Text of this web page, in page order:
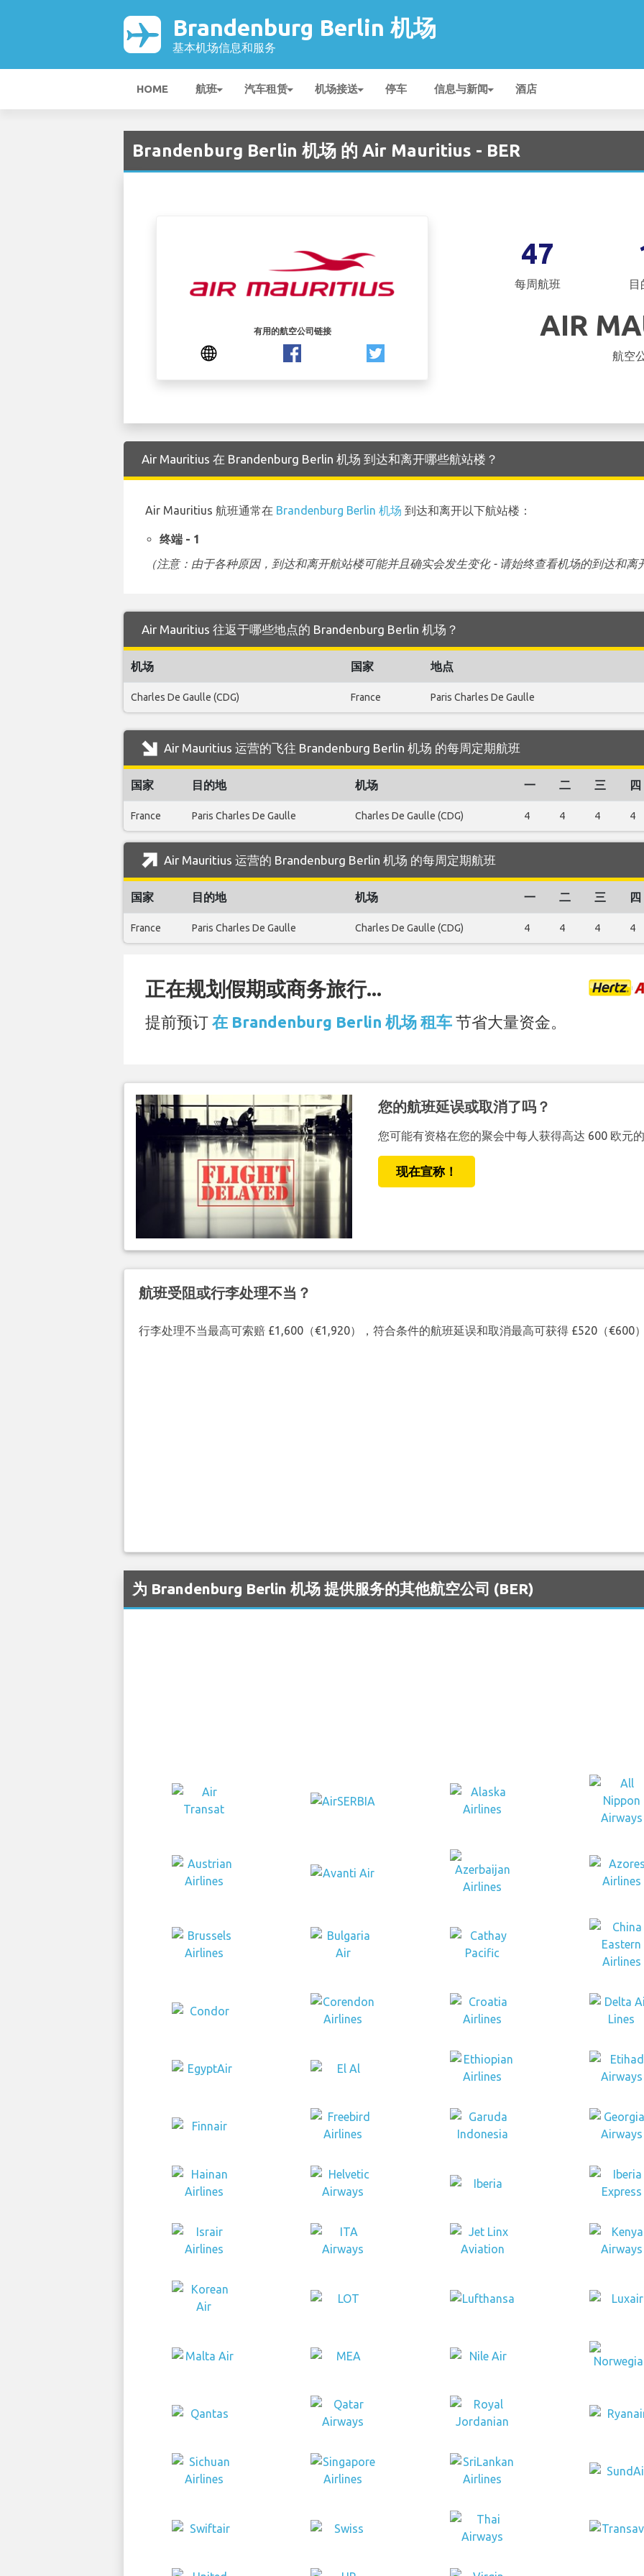
Brandenburg Berlin 机场
基本机场信息和服务
HOME 航班 汽车租赁 机场接送 停车 信息与新闻 酒店
Brandenburg Berlin 机场 的 Air Mauritius - BER
有用的航空公司链接
47
每周航班 目
AIR
航空
Air Mauritius 在 Brandenburg Berlin 机场 到达和离开哪些航站楼？
Air Mauritius 航班通常在 Brandenburg Berlin 机场 到达和离开以下航站楼：
终端 - 1
（注意：由于各种原因，到达和离开航站楼可能并且确实会发生变化 - 请始终查看机场的到达和离
Air Mauritius 往返于哪些地点的 Brandenburg Berlin 机场？
机场 国家 地点
Charles De Gaulle (CDG) France Paris Charles De Gaulle
Air Mauritius 运营的飞往 Brandenburg Berlin 机场 的每周定期航班
国家 目的地 机场 一 二 三 四
France Paris Charles De Gaulle Charles De Gaulle (CDG) 4 4 4 4
Air Mauritius 运营的 Brandenburg Berlin 机场 的每周定期航班
国家 目的地 机场 一 二 三 四
France Paris Charles De Gaulle Charles De Gaulle (CDG) 4 4 4 4
正在规划假期或商务旅行...
提前预订 在 Brandenburg Berlin 机场 租车 节省大量资金。
您的航班延误或取消了吗？
您可能有资格在您的聚会中每人获得高达 600 欧元
现在宣称！
航班受阻或行李处理不当？
行李处理不当最高可索赔 £1,600（€1,920），符合条件的航班延误和取消最高可获得 £520（€600
为 Brandenburg Berlin 机场 提供服务的其他航空公司 (BER)